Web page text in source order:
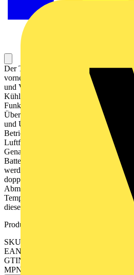
Der Temperatursensor PowerTag
vornehmlich zur Messung der
und Verarbeitungsgeräten und -räumen
Kühlkette eingesetzt. Die
Funkübertragung ist 2.405 GHz und die
Übertragungsreichweite im freien Feld
und Übertragungsdauer liegt bei 2 min.
Betriebs-/ und Lagerungstemperatur ist
Luftfeuchtigkeit bei Betrieb und
Genauigkeit ist ±1°C. Die Versorgung
Batterie realisiert daher sollte das Gerät
werden um die volle Funktionsfähigkeit
doppelseitigem Klebeband, Klemme
Abmessungen (HxBxT) 15mm x 40mm
Temperatursensor PowerTag Ambient
diesem sind 4 Stück enthalten.
Produktkennzeichen
SKU: A9XST114
EAN: 3606489904630
GTIN: 3606489904630
MPN: A9XST114